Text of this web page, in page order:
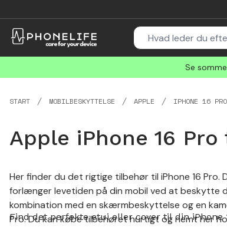
Se
START MOBILBESKYTTELSE APPLE IPHONE 16 PRO
Apple iPhone 16
Her finder du det rigtige tilbehør til iPhone 16
forlænger levetiden på din mobil ved at beskytte
kombination med en skærmbeskyttelse og en
Pro. Du kan købe tilbehøret hurtigt og nemt her
Find det perfekte etui eller cover til din iPhone